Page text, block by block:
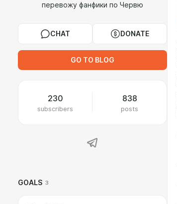
перевожу фанфики по Червю
CHAT DONATE
GO TO BLOG
230
subscribers
838
posts
GOALS 3